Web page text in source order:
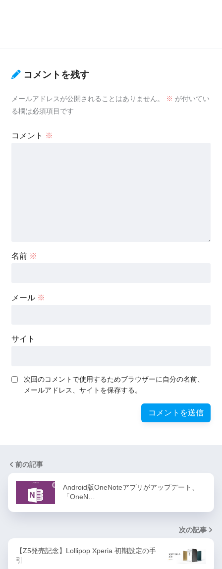
コメントを残す
メールアドレスが公開されることはありません。 ※ が付いてい
る欄は必須項目です
コメント ※
名前 ※
メール ※
サイト
次回のコメントで使用するためブラウザーに自分の名前、
メールアドレス、サイトを保存する。
前の記事
Android版OneNoteアプリがアップデート、
「OneN…
次の記事
【Z5発売記念】Lollipop Xperia 初期設定の手
引